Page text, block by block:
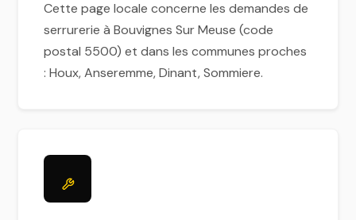
Cette page locale concerne les demandes de
serrurerie à Bouvignes Sur Meuse (code
postal 5500) et dans les communes proches
: Houx, Anseremme, Dinant, Sommiere.